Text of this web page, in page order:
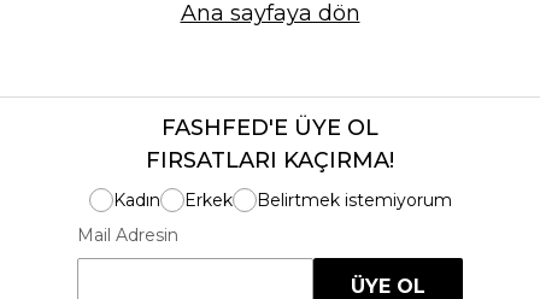
Ana sayfaya dön
FASHFED'E ÜYE OL
FIRSATLARI KAÇIRMA!
Kadın Erkek
Belirtmek istemiyorum
Mail Adresin
ÜYE OL